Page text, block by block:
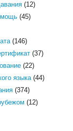
(12)
(45)
(146)
(37)
(22)
языка(44)
(374)
(12)